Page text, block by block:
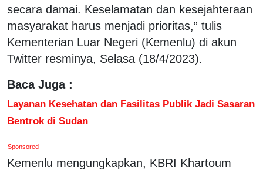
secara damai. Keselamatan dan kesejahteraan
masyarakat harus menjadi prioritas,” tulis
Kementerian Luar Negeri (Kemenlu) di akun
Twitter resminya, Selasa (18/4/2023).
Baca Juga :
Layanan Kesehatan dan Fasilitas Publik Jadi Sasaran
Bentrok di Sudan
Sponsored
Kemenlu mengungkapkan, KBRI Khartoum